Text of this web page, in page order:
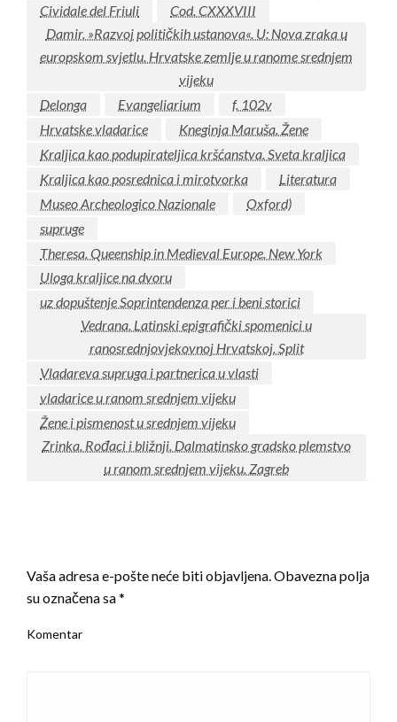
Cividale del Friuli
Cod. CXXXVIII
Damir. »Razvoj političkih ustanova«. U: Nova zraka u
europskom svjetlu. Hrvatske zemlje u ranome srednjem
vijeku
Delonga
Evangeliarium
f. 102v
Hrvatske vladarice
Kneginja Maruša. Žene
Kraljica kao podupirateljica kršćanstva. Sveta kraljica
Kraljica kao posrednica i mirotvorka
Literatura
Museo Archeologico Nazionale
Oxford)
supruge
Theresa. Queenship in Medieval Europe. New York
Uloga kraljice na dvoru
uz dopuštenje Soprintendenza per i beni storici
Vedrana. Latinski epigrafički spomenici u
ranosrednjovjekovnoj Hrvatskoj. Split
Vladareva supruga i partnerica u vlasti
vladarice u ranom srednjem vijeku
Žene i pismenost u srednjem vijeku
Zrinka. Rođaci i bližnji. Dalmatinsko gradsko plemstvo
u ranom srednjem vijeku. Zagreb
Vaša adresa e-pošte neće biti objavljena.Obavezna polja
su označena sa*
Komentar